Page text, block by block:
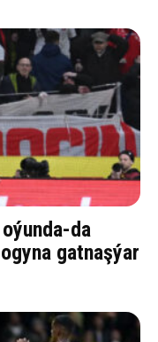
da
gatnaşýar